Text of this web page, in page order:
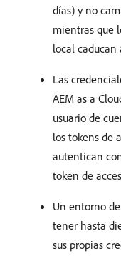
días) y no
mientras que
local caducan
Las
AEM as a
usuario de
los tokens de
autentican
token de
Un entorno
tener hasta
sus propias